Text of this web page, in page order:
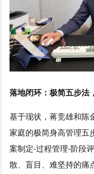
落地闭环：极简五步法
基于现状，蒋竞雄和陈
家庭的极简身高管理五
案制定-过程管理-阶段
散、盲目、难坚持的痛